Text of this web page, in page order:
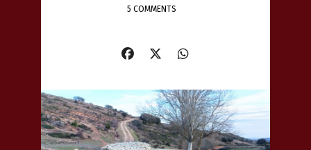
5 COMMENTS